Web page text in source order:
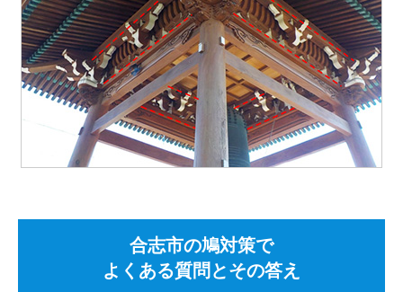
合志市の鳩対策で
よくある質問とその答え